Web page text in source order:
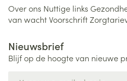
Over ons Nuttige links
van wachtVoorschrift
Nieuwsbrief
Blijf op de hoogte van nieuwe